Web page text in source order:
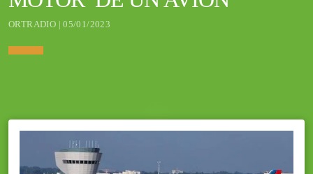
ORTRADIO | 05/01/2023